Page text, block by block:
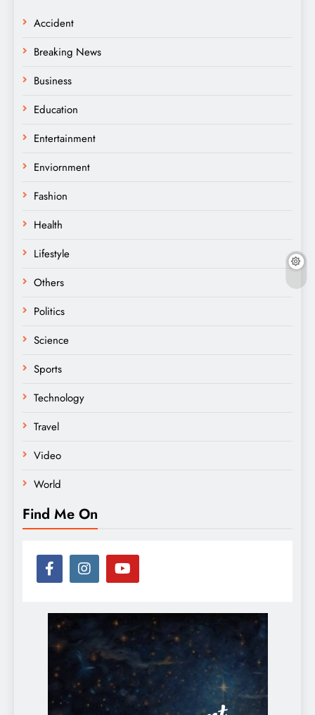
Accident
Breaking News
Business
Education
Entertainment
Enviornment
Fashion
Health
Lifestyle
Others
Politics
Science
Sports
Technology
Travel
Video
World
Find Me On